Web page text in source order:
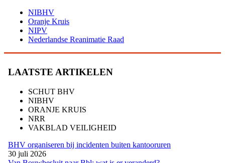
NIBHV
Oranje Kruis
NIPV
Nederlandse Reanimatie Raad
LAATSTE ARTIKELEN
SCHUT BHV
NIBHV
ORANJE KRUIS
NRR
VAKBLAD VEILIGHEID
BHV organiseren bij incidenten buiten kantooruren
30 juli 2026